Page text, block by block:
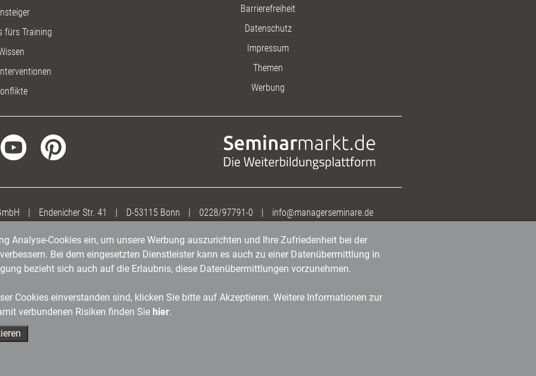
fürs Training
Barrierefreiheit
Datenschutz
Impressum
Themen
Werbung
| Endenicher Str. 41 | D-53115 Bonn | 0228/97791-0 | info@managerseminare.de
Analyse-Cookies ein, um unsere Werbung auszurichten und Ihre Zufriedenheit bei der
Bei dem eingesetzten Dienstleister kann es auch zu einer Datenübermittlung in
bezieht sich auch auf die Erlaubnis, diese Datenübermittlungen vorzunehmen.
Cookies einverstanden sind, klicken Sie bitte auf Akzeptieren. Weitere Informationen zur
verbundenen Risiken finden Sie hier.